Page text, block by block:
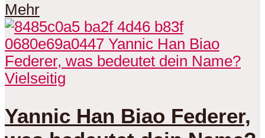
Mehr
Vielseitig
Yannic Han Biao Federer,